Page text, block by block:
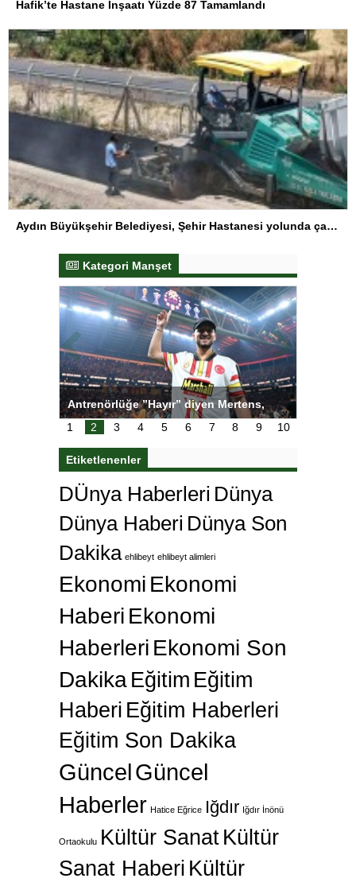
Hafik’te Hastane İnşaatı Yüzde 87 Tamamlandı
Aydın Büyükşehir Belediyesi, Şehir Hastanesi yolunda çalışmalarını sürdürüyor
Kategori Manşet
Antrenörlüğe ”Hayır” diyen Mertens,
Galatasaray’dan bakın ne istedi
1
2 3 4 5 6 7 8 9 10
Etiketlenenler
DÜnya Haberleri Dünya
Dünya Haberi Dünya Son
Dakika ehlibeyt ehlibeyt alimleri
Ekonomi Ekonomi
Haberi Ekonomi
Haberleri Ekonomi Son
Dakika Eğitim Eğitim
Haberi Eğitim Haberleri
Eğitim Son Dakika
GüncelGüncel
Haberler Hatice Eğrice Iğdır Iğdır İnönü
Ortaokulu Kültür SanatKültür
Sanat Haberi Kültür